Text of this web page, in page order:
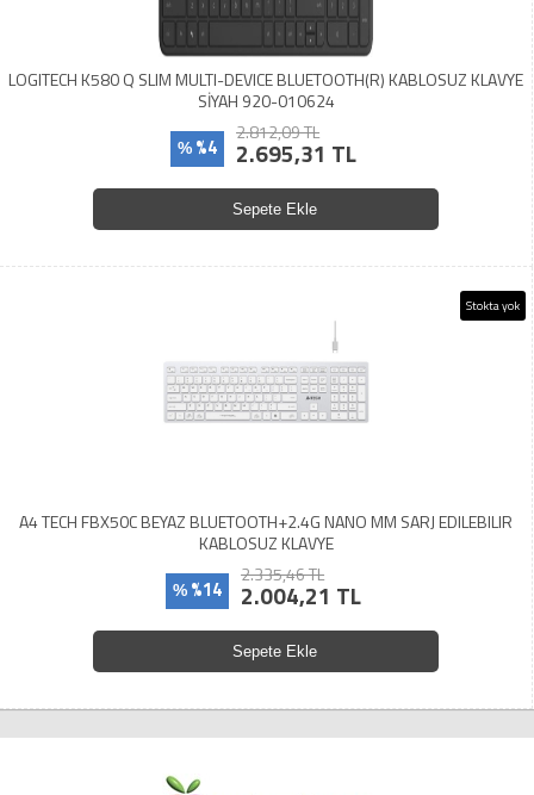
LOGITECH K580 Q SLIM MULTI-DEVICE BLUETOOTH(R) KABLOSUZ KLAVYE
SİYAH 920-010624
% %4
2.812,09 TL
2.695,31 TL
Sepete Ekle
Stokta yok
A4 TECH FBX50C BEYAZ BLUETOOTH+2.4G NANO MM SARJ EDILEBILIR
KABLOSUZ KLAVYE
% %14
2.335,46 TL
2.004,21 TL
Sepete Ekle